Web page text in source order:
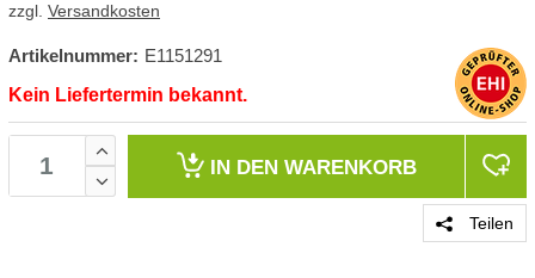
zzgl. Versandkosten
Artikelnummer: E1151291
Kein Liefertermin bekannt.
IN DEN WARENKORB
Teilen